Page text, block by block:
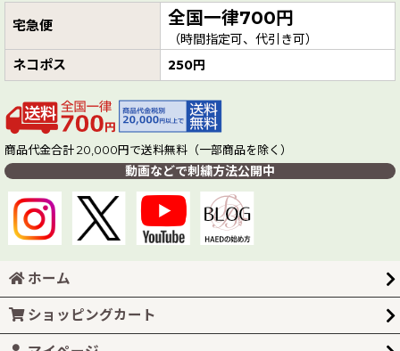
宅急便 全国一律700円
（時間指定可、代引き可）
ネコポス 250円
商品代金合計 20,000円で送料無料（一部商品を除く）
動画などで刺繍方法公開中
ホーム
ショッピングカート